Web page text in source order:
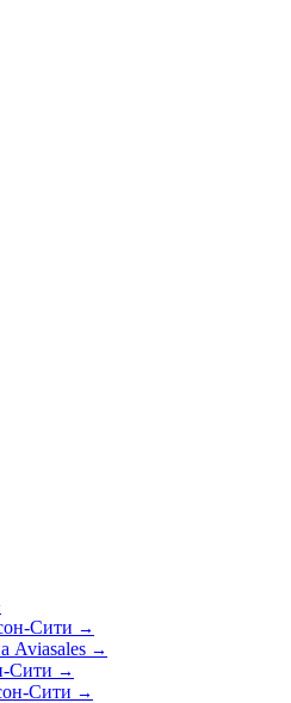
Сити →
Aviasales →
Сити →
Сити →